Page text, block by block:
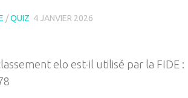
/QUIZ 4 JANVIER 2026
elo est-il utilisé par la FIDE :